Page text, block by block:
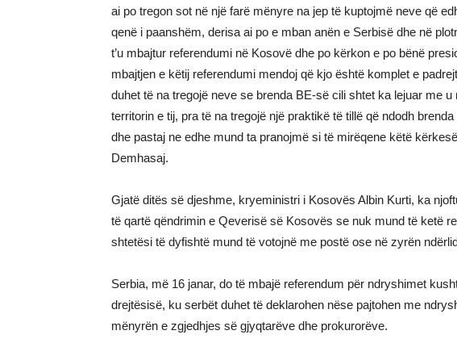
ai po tregon sot në një farë mënyre na jep të kuptojmë neve që
qenë i paanshëm, derisa ai po e mban anën e Serbisë dhe në
t’u mbajtur referendumi në Kosovë dhe po kërkon e po bënë
mbajtjen e këtij referendumi mendoj që kjo është komplet e
duhet të na tregojë neve se brenda BE-së cili shtet ka lejuar me
territorin e tij, pra të na tregojë një praktikë të tillë që ndodh
dhe pastaj ne edhe mund ta pranojmë si të mirëqene këtë
Demhasaj.
Gjatë ditës së djeshme, kryeministri i Kosovës Albin Kurti, ka
të qartë qëndrimin e Qeverisë së Kosovës se nuk mund të ketë
shtetësi të dyfishtë mund të votojnë me postë ose në zyrën
Serbia, më 16 janar, do të mbajë referendum për ndryshimet
drejtësisë, ku serbët duhet të deklarohen nëse pajtohen me
mënyrën e zgjedhjes së gjyqtarëve dhe prokurorëve.